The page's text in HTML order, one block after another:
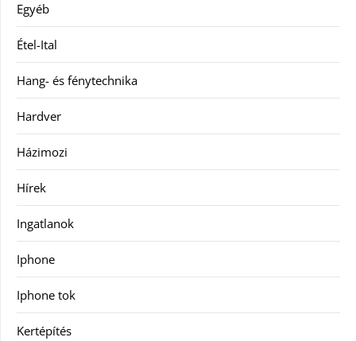
Egyéb
Étel-Ital
Hang- és fénytechnika
Hardver
Házimozi
Hírek
Ingatlanok
Iphone
Iphone tok
Kertépítés